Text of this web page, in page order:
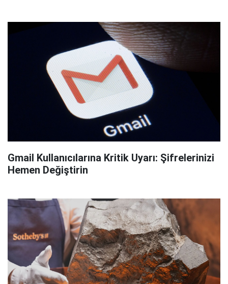
Gmail Kullanıcılarına Kritik Uyarı: Şifrelerinizi
Hemen Değiştirin